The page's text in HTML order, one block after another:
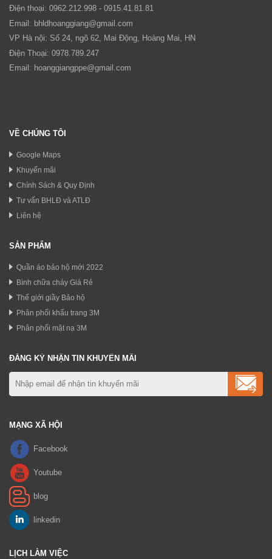
Điện thoại: 0962.212.998 - 0915.41.81.81
Email: bhldhoanggiang@gmail.com
VP Hà nội: Số 24, ngõ 62, Mai Động, Hoàng Mai, HN
Điện Thoại: 0978.789.247
Email: hoanggiangppe@gmail.com
VỀ CHÚNG TÔI
Google Maps
Khuyến mãi
Chính Sách & Quy Định
Tư vấn BHLĐ và ATLĐ
Liên hệ
SẢN PHẨM
Quần áo bảo hộ mới 2022
Bình chữa cháy Giá Rẻ
Thế giới giầy Bảo hộ
Phân phối khẩu trang 3M
Phân phối mặt nạ 3M
ĐĂNG KÝ NHẬN TIN KHUYẾN MÃI
MẠNG XÃ HỘI
LỊCH LÀM VIỆC